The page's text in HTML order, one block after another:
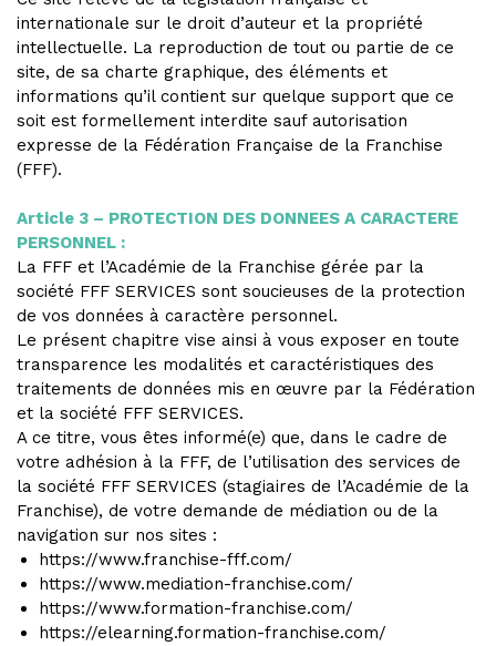
internationale sur le droit d’auteur et la propriété
intellectuelle. La reproduction de tout ou partie de ce
site, de sa charte graphique, des éléments et
informations qu’il contient sur quelque support que ce
soit est formellement interdite sauf autorisation
expresse de la Fédération Française de la Franchise
(FFF).
Article 3 – PROTECTION DES DONNEES A CARACTERE
PERSONNEL :
La FFF et l’Académie de la Franchise gérée par la
société FFF SERVICES sont soucieuses de la protection
de vos données à caractère personnel.
Le présent chapitre vise ainsi à vous exposer en toute
transparence les modalités et caractéristiques des
traitements de données mis en œuvre par la Fédération
et la société FFF SERVICES.
A ce titre, vous êtes informé(e) que, dans le cadre de
votre adhésion à la FFF, de l’utilisation des services de
la société FFF SERVICES (stagiaires de l’Académie de la
Franchise), de votre demande de médiation ou de la
navigation sur nos sites :
https://www.franchise-fff.com/
https://www.mediation-franchise.com/
https://www.formation-franchise.com/
https://elearning.formation-franchise.com/